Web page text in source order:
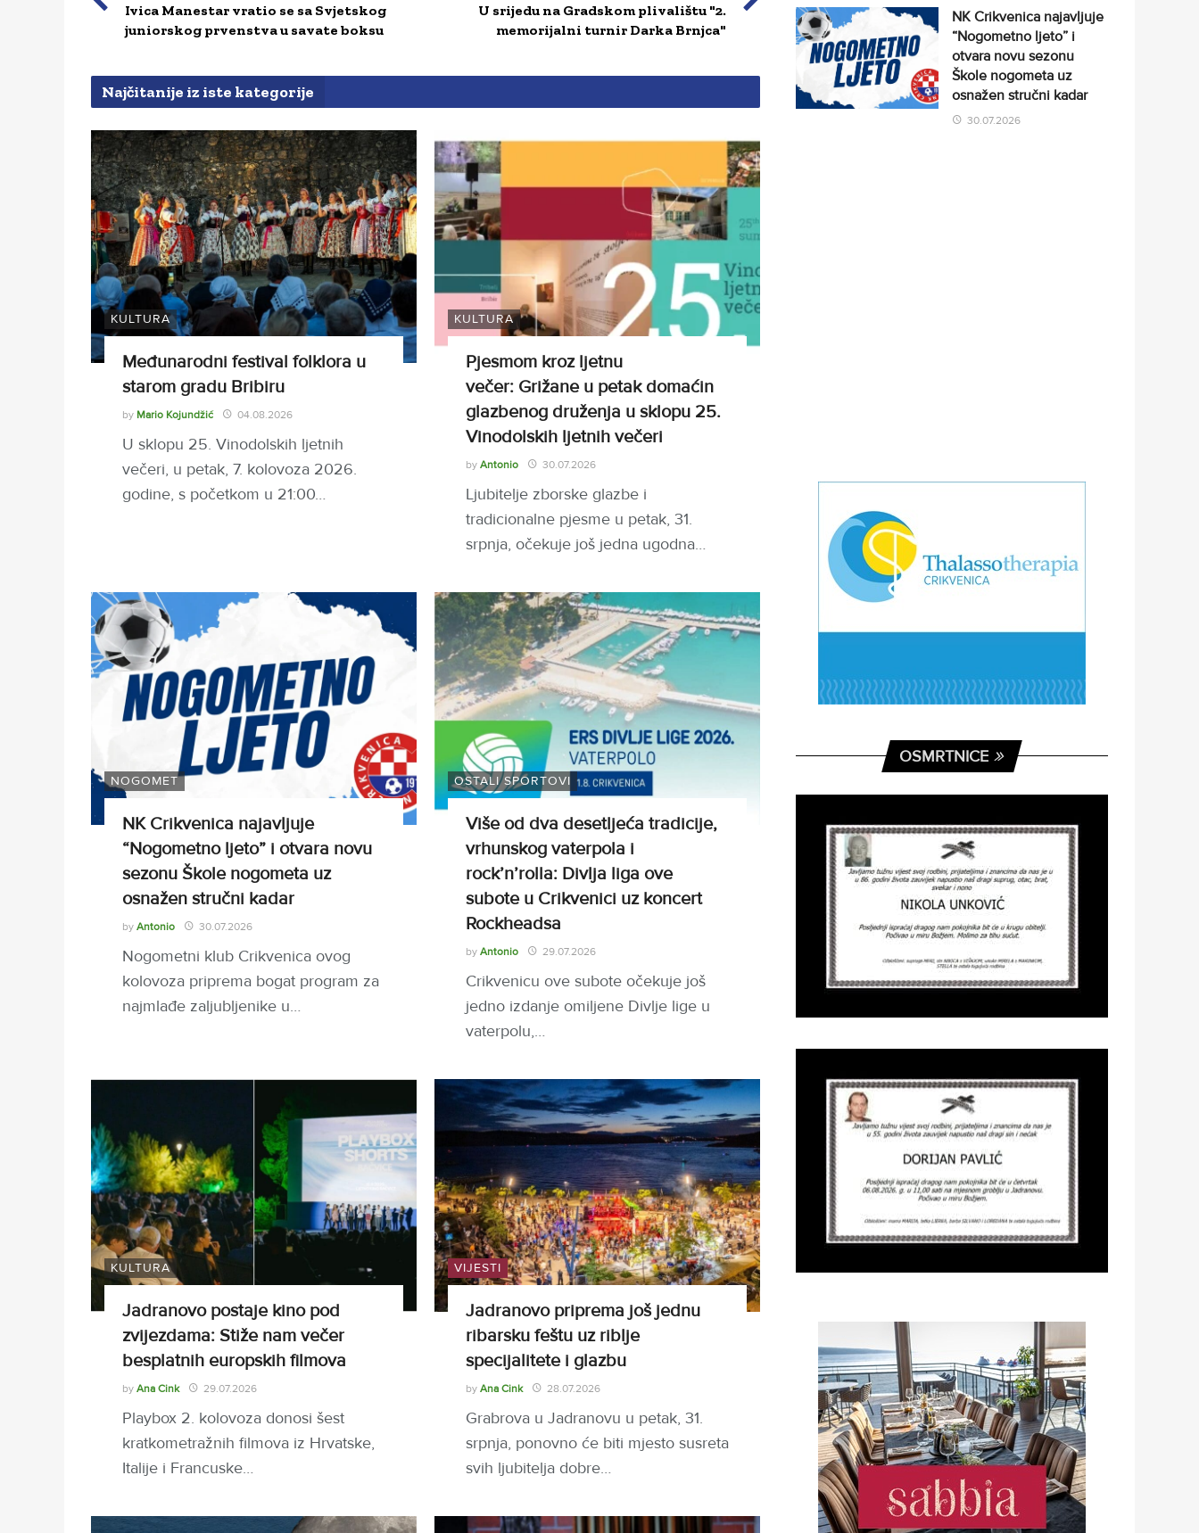
Ivica Manestar vratio se sa Svjetskog
juniorskog prvenstva u savate boksu
U srijedu na Gradskom plivalištu "2.
memorijalni turnir Darka Brnjca"
Najčitanije iz iste kategorije
KULTURA
Međunarodni festival folklora u
starom gradu Bribiru
by Mario Kojundžić 04.08.2026
U sklopu 25. Vinodolskih ljetnih
večeri, u petak, 7. kolovoza 2026.
godine, s početkom u 21:00…
KULTURA
Pjesmom kroz ljetnu
večer: Grižane u petak domaćin
glazbenog druženja u sklopu 25.
Vinodolskih ljetnih večeri
by Antonio 30.07.2026
Ljubitelje zborske glazbe i
tradicionalne pjesme u petak, 31.
srpnja, očekuje još jedna ugodna…
NOGOMET
NK Crikvenica najavljuje
“Nogometno ljeto” i otvara novu
sezonu Škole nogometa uz
osnažen stručni kadar
by Antonio 30.07.2026
Nogometni klub Crikvenica ovog
kolovoza priprema bogat program za
najmlađe zaljubljenike u…
OSTALI SPORTOVI
Više od dva desetljeća tradicije,
vrhunskog vaterpola i
rock’n’rolla: Divlja liga ove
subote u Crikvenici uz koncert
Rockheadsa
by Antonio 29.07.2026
Crikvenicu ove subote očekuje još
jedno izdanje omiljene Divlje lige u
vaterpolu,…
KULTURA
Jadranovo postaje kino pod
zvijezdama: Stiže nam večer
besplatnih europskih filmova
by Ana Cink 29.07.2026
Playbox 2. kolovoza donosi šest
kratkometražnih filmova iz Hrvatske,
Italije i Francuske…
VIJESTI
Jadranovo priprema još jednu
ribarsku feštu uz riblje
specijalitete i glazbu
by Ana Cink 28.07.2026
Grabrova u Jadranovu u petak, 31.
srpnja, ponovno će biti mjesto susreta
svih ljubitelja dobre…
NK Crikvenica najavljuje
“Nogometno ljeto” i
otvara novu sezonu
Škole nogometa uz
osnažen stručni kadar
30.07.2026
OSMRTNICE